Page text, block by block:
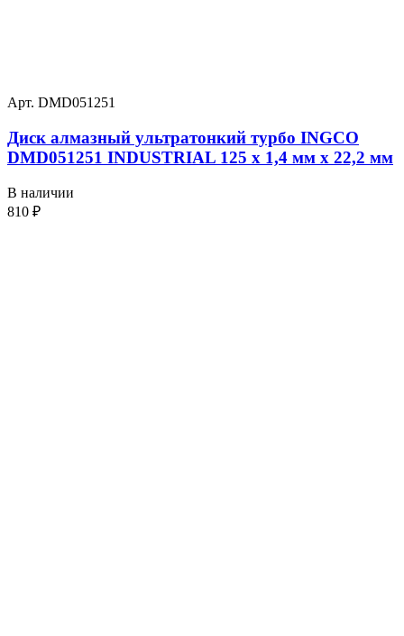
Арт. DMD051251
Диск алмазный ультратонкий турбо INGCO
DMD051251 INDUSTRIAL 125 х 1,4 мм x 22,2 мм
В наличии
810 ₽